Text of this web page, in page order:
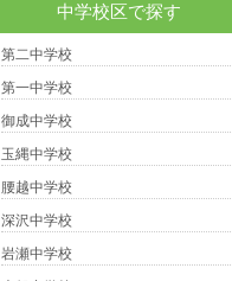
中学校区で探す
第二中学校
第一中学校
御成中学校
玉縄中学校
腰越中学校
深沢中学校
岩瀬中学校